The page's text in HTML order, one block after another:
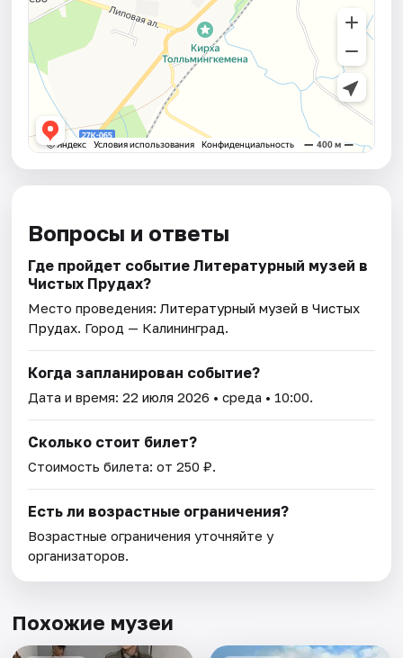
Вопросы и ответы
Где пройдет событие Литературный музей в
Чистых Прудах?
Место проведения:Литературный музей в Чистых
Прудах. Город — Калининград.
Когда запланирован событие?
Дата и время:22 июля 2026 • среда • 10:00.
Сколько стоит билет?
Стоимость билета: от 250 ₽.
Есть ли возрастные ограничения?
Возрастные ограничения уточняйте у
организаторов.
Похожие музеи